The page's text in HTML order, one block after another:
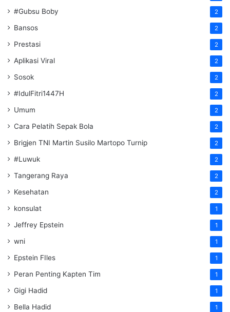
#Gubsu Boby 2
Bansos 2
Prestasi 2
Aplikasi Viral 2
Sosok 2
#IdulFitri1447H 2
Umum 2
Cara Pelatih Sepak Bola 2
Brigjen TNI Martin Susilo Martopo Turnip 2
#Luwuk 2
Tangerang Raya 2
Kesehatan 2
konsulat 1
Jeffrey Epstein 1
wni 1
Epstein FIles 1
Peran Penting Kapten Tim 1
Gigi Hadid 1
Bella Hadid 1